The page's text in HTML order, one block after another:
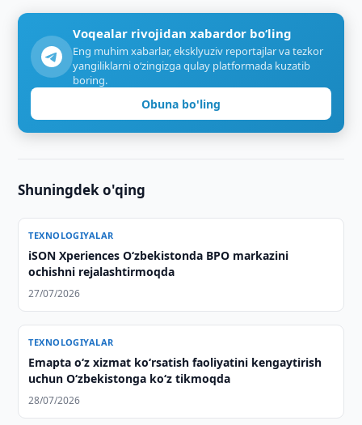
Voqealar rivojidan xabardor bo‘ling
Eng muhim xabarlar, eksklyuziv reportajlar va tezkor
yangiliklarni o‘zingizga qulay platformada kuzatib
boring.
Obuna bo'ling
Shuningdek o'qing
TEXNOLOGIYALAR
iSON Xperiences Oʻzbekistonda BPO markazini
ochishni rejalashtirmoqda
27/07/2026
TEXNOLOGIYALAR
Emapta oʻz xizmat koʻrsatish faoliyatini kengaytirish
uchun Oʻzbekistonga koʻz tikmoqda
28/07/2026